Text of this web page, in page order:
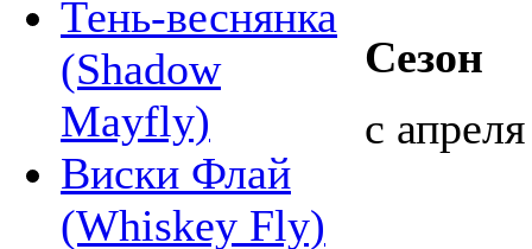
Тень-веснянка
(Shadow
Mayfly)
Виски Флай
(Whiskey Fly)
Сезон
с